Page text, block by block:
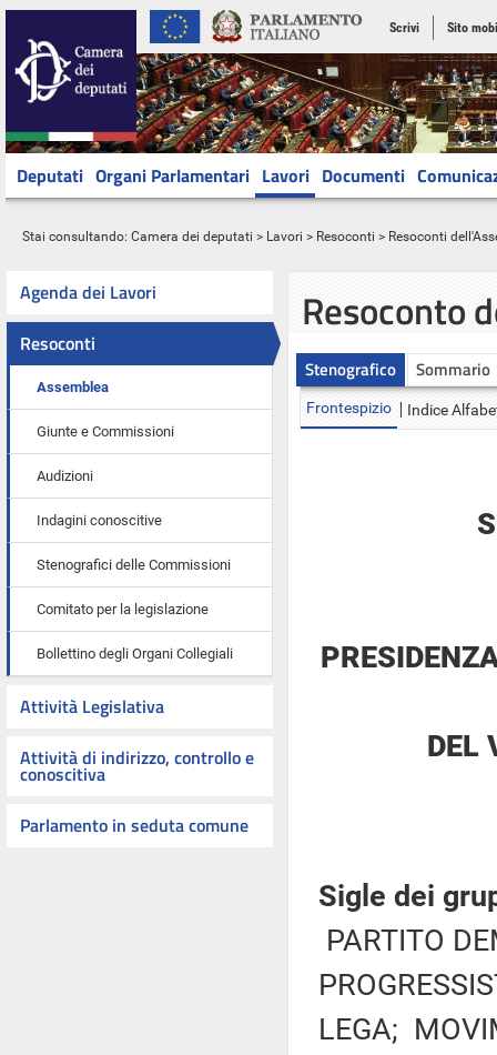
Scrivi Sito
Deputati Organi Parlamentari Lavori Documenti
Stai consultando: Camera dei deputati > Lavori > Resoconti > Resoconti
Agenda dei Lavori
Resoconti
Assemblea
Giunte e Commissioni
Audizioni
Indagini conoscitive
Stenografici delle Commissioni
Comitato per la legislazione
Bollettino degli Organi Collegiali
Attività Legislativa
Attività di indirizzo, controllo e
conoscitiva
Parlamento in seduta comune
Resoconto
Stenografico Sommario
Frontespizio Indice
DEL
Sigle dei
PARTITO
LEGA;